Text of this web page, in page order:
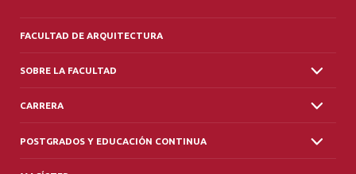
FACULTAD DE ARQUITECTURA
SOBRE LA FACULTAD
CARRERA
POSTGRADOS Y EDUCACIÓN CONTINUA